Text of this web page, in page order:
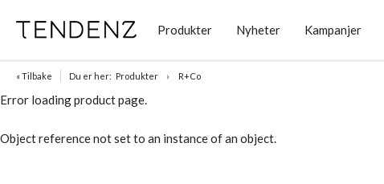
Produkter Nyheter Kampanjer
« Tilbake Du er her: Produkter R+Co
Error loading product page.
Object reference not set to an instance of an object.